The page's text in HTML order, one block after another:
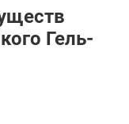
Гель-